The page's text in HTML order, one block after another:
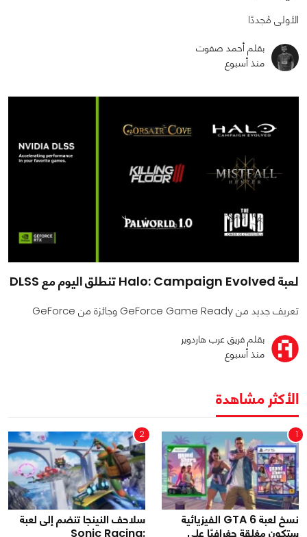
الأولى مُجددًا
بقلم أحمد صفوت
منذ أسبوع
لعبة Halo: Campaign Evolved تنطلق اليوم مع DLSS
تعريف جديد من GeForce Game Ready وجائزة من GeForce
بقلم فريق عرب هاردوير
منذ أسبوع
الأكثر مشاهدة
1
نسخ لعبة GTA 6 الفيزيائية
ستكون مغلقة جغرافيًا على
2
سلاحف النينجا تنضم إلى لعبة
Sonic Racing: